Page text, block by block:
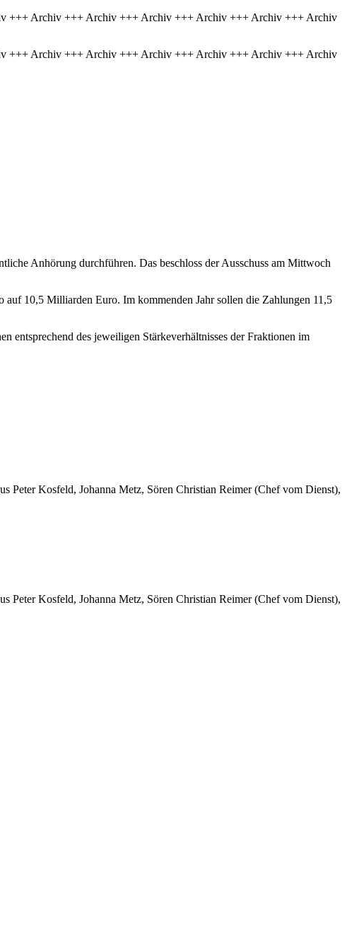
Archiv +++ Archiv +++ Archiv +++ Archiv +++ Archiv +++ Archiv
Archiv +++ Archiv +++ Archiv +++ Archiv +++ Archiv +++ Archiv
Anhörung durchführen. Das beschloss der Ausschuss am Mittwoch
10,5 Milliarden Euro. Im kommenden Jahr sollen die Zahlungen 11,5
entsprechend des jeweiligen Stärkeverhältnisses der Fraktionen im
Peter Kosfeld, Johanna Metz, Sören Christian Reimer (Chef vom Dienst),
Peter Kosfeld, Johanna Metz, Sören Christian Reimer (Chef vom Dienst),